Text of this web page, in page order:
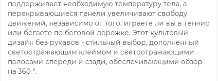
поддерживает необходимую температуру тела, а
перекрывающиеся панели увеличивают свободу
движений, независимо от того, играете ли вы в теннис
или бегаете по беговой дорожке. Этот культовый
дизайн без рукавов - стильный выбор, дополненный
светоотражающим клеймом и светоотражающими
полосами спереди и сзади, обеспечивающими обзор
на 360 °.